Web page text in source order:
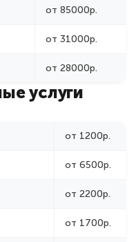
от 31000р.
от 28000р.
услуги
от 6500р.
от 2200р.
от 1700р.
от 2500р.